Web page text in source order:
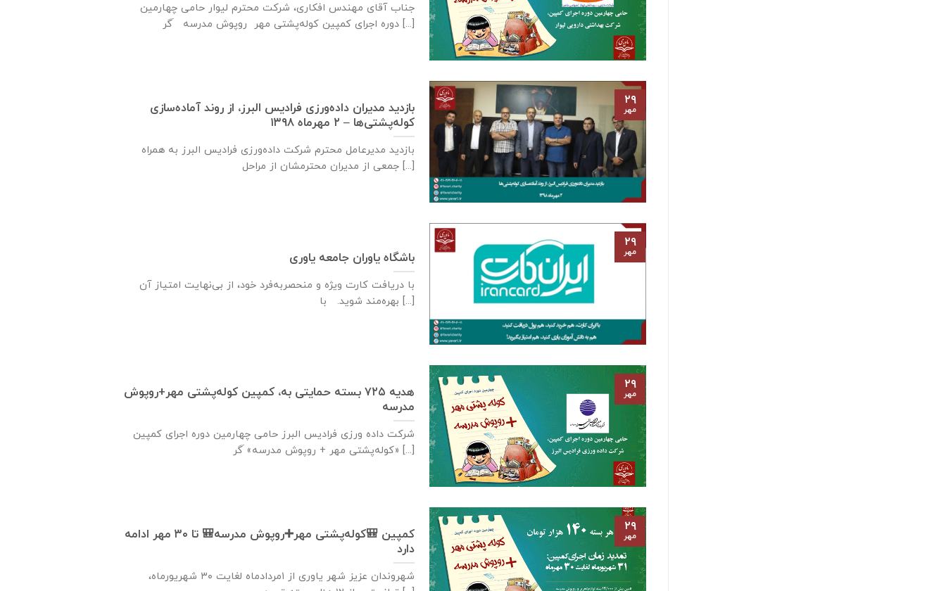
جناب آقای مهندس افکاری، شرکت محترم لیوار حامی چهارمین
دوره اجرای کمپین کوله‌پشتی مهر روپوش مدرسه َگر [...]
بازدید مدیران داده‌ورزی فرادیس البرز، از روند آماده‌سازی
کوله‌پشتی‌ها – ۲ مهرماه ۱۳۹۸
بازدید مدیرعامل محترم شرکت داده‌ورزی فرادیس البرز به همراه
جمعی از مدیران محترمشان از مراحل [...]
۲۹
مهر
باشگاه یاوران جامعه یاوری
با دریافت کارت ویژه و منحصربه‌فرد خود، از بی‌نهایت امتیاز آن
بهره‌مند شوید. با [...]
۲۹
مهر
هدیه ۷۲۵ بسته حمایتی به، کمپین کوله‌پشتی مهر+روپوش
مدرسه
شرکت داده ورزی فرادیس البرز حامی چهارمین دوره اجرای کمپین
«کوله‌پشتی مهر + روپوش مدرسه» َگر [...]
۲۹
مهر
کمپین 🎒کوله‌پشتی مهر➕روپوش مدرسه🎒 تا ۳۰ مهر ادامه
دارد
شهروندان عزیز شهر یاوری از ۱مردادماه لغایت ۳۰ شهریورماه،
۲۹
مهر